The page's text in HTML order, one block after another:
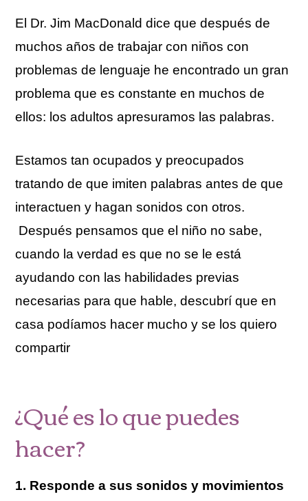
El Dr. Jim MacDonald dice que después de
muchos años de trabajar con niños con
problemas de lenguaje he encontrado un gran
problema que es constante en muchos de
ellos: los adultos apresuramos las palabras.
Estamos tan ocupados y preocupados
tratando de que imiten palabras antes de que
interactuen y hagan sonidos con otros.
Después pensamos que el niño no sabe,
cuando la verdad es que no se le está
ayudando con las habilidades previas
necesarias para que hable, descubrí que en
casa podíamos hacer mucho y se los quiero
compartir
¿Qué es lo que puedes
hacer?
1. Responde a sus sonidos y movimientos